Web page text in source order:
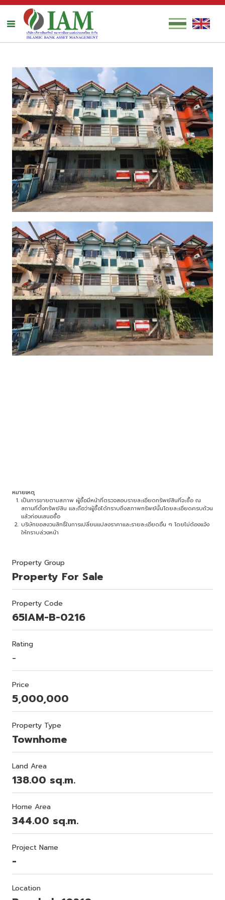
หมายเหตุ
เป็นการขายตามสภาพ ผู้ซื้อมีหน้าที่ตรวจสอบรายละเอียดทรัพย์สินที่จะซื้อ ณ
สถานที่ตั้งทรัพย์สิน และถือว่าผู้ซื้อได้ทราบถึงสภาพทรัพย์นั้นโดยละเอียดครบถ้วน
แล้วก่อนเสนอซื้อ
บริษัทขอสงวนสิทธิ์ในการเปลี่ยนแปลงราคาและรายละเอียดอื่น ๆ โดยไม่ต้องแจ้ง
ให้ทราบล่วงหน้า
Property Group
Property For Sale
Property Code
65IAM-B-0216
Rating
-
Price
5,000,000
Property Type
Townhome
Land Area
138.00 sq.m.
Home Area
344.00 sq.m.
Project Name
-
Location